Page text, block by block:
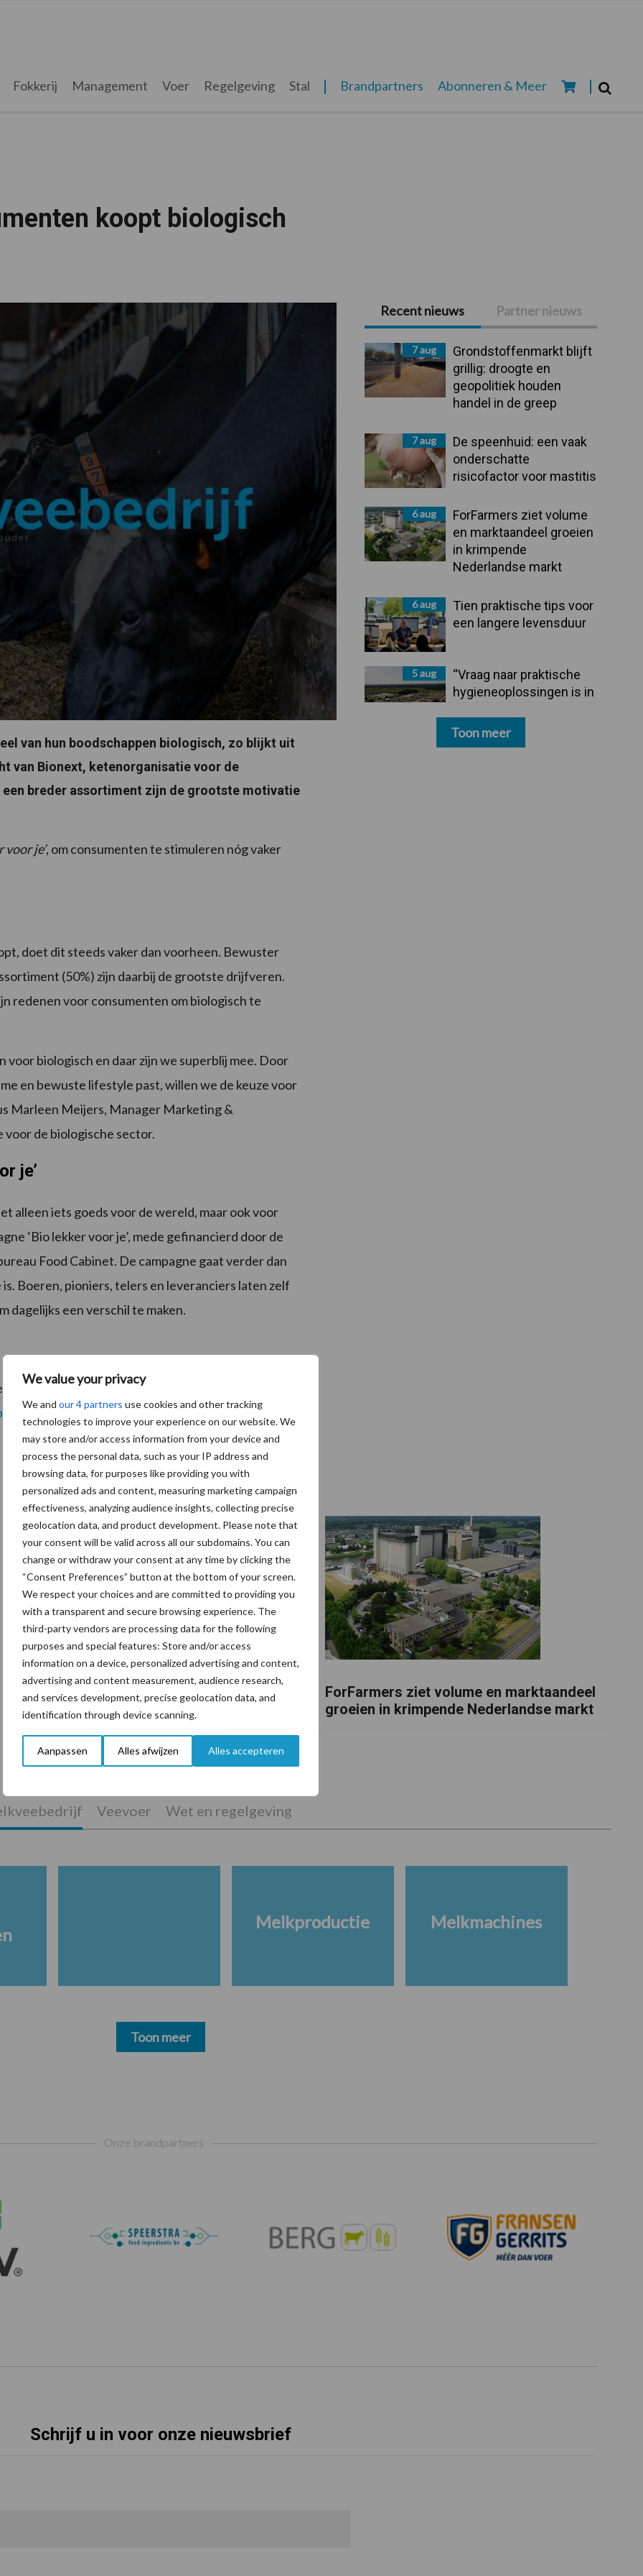
We value your privacy
We and our 4 partners use cookies and other tracking
technologies to improve your experience on our website. We
may store and/or access information from your device and
process the personal data, such as your IP address and
browsing data, for purposes like providing you with
personalized ads and content, measuring marketing campaign
effectiveness, analyzing audience insights, collecting precise
geolocation data, and product development. Please note that
your consent will be valid across all our subdomains. You can
change or withdraw your consent at any time by clicking the
“Consent Preferences” button at the bottom of your screen.
We respect your choices and are committed to providing you
with a transparent and secure browsing experience. The
third-party vendors are processing data for the following
purposes and special features: Store and/or access
information on a device, personalized advertising and content,
advertising and content measurement, audience research,
and services development, precise geolocation data, and
identification through device scanning.
Aanpassen Alles afwijzen Alles accepteren
Fokkerij Management Voer Regelgeving Stal Brandpartners Abonneren & Meer
koopt biologisch
van hun boodschappen biologisch, zo blijkt uit
van Bionext, ketenorganisatie voor de
breder assortiment zijn de grootste motivatie
voor je’, om consumenten te stimuleren nóg vaker
doet dit steeds vaker dan voorheen. Bewuster
(50%) zijn daarbij de grootste drijfveren.
redenen voor consumenten om biologisch te
voor biologisch en daar zijn we superblij mee. Door
en bewuste lifestyle past, willen we de keuze voor
Marleen Meijers, Manager Marketing &
de biologische sector.
je’
alleen iets goeds voor de wereld, maar ook voor
‘Bio lekker voor je’, mede gefinancierd door de
Food Cabinet. De campagne gaat verder dan
Boeren, pioniers, telers en leveranciers laten zelf
dagelijks een verschil te maken.
Ego, goed voor jezelf en Eco, goed voor de
.
Primaire
Sidebar
Recent nieuws Partner nieuws
7 aug
Grondstoffenmarkt blijft
grillig: droogte en
geopolitiek houden
handel in de greep
7 aug
De speenhuid: een vaak
onderschatte
risicofactor voor mastitis
6 aug
ForFarmers ziet volume
en marktaandeel groeien
in krimpende
Nederlandse markt
6 aug
Tien praktische tips voor
een langere levensduur
5 aug
“Vraag naar praktische
hygieneoplossingen is in
Toon meer
De speenhuid: een vaak onderschatte
risicofactor voor mastitis
ForFarmers ziet volume en marktaandeel
groeien in krimpende Nederlandse markt
Veevoer Wet en regelgeving
Melkproductie Melkmachines
Toon meer
Onze brandpartners
Schrijf u in voor onze nieuwsbrief